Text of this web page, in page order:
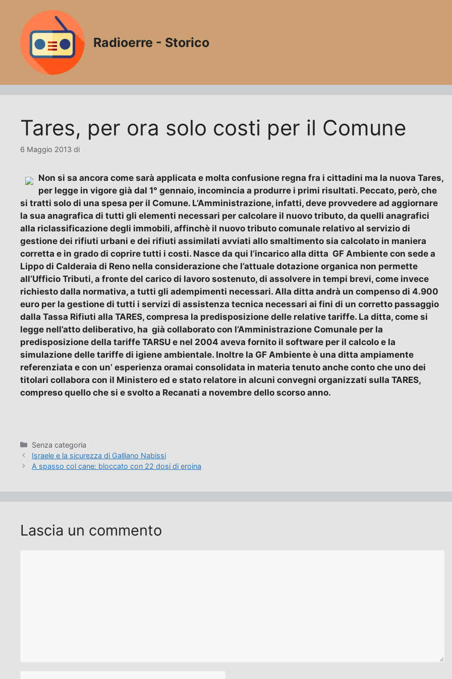
contenuto
Radioerre - Storico
Tares, per ora solo costi per il Comune
6 Maggio 2013 di
Non si sa ancora come sarà applicata e molta confusione regna fra i cittadini ma la nuova Tares,
per legge in vigore già dal 1° gennaio, incomincia a produrre i primi risultati. Peccato, però, che
si tratti solo di una spesa per il Comune. L’Amministrazione, infatti, deve provvedere ad aggiornare
la sua anagrafica di tutti gli elementi necessari per calcolare il nuovo tributo, da quelli anagrafici
alla riclassificazione degli immobili, affinchè il nuovo tributo comunale relativo al servizio di
gestione dei rifiuti urbani e dei rifiuti assimilati avviati allo smaltimento sia calcolato in maniera
corretta e in grado di coprire tutti i costi. Nasce da qui l’incarico alla ditta GF Ambiente con sede a
Lippo di Calderaia di Reno nella considerazione che l’attuale dotazione organica non permette
all’Ufficio Tributi, a fronte del carico di lavoro sostenuto, di assolvere in tempi brevi, come invece
richiesto dalla normativa, a tutti gli adempimenti necessari. Alla ditta andrà un compenso di 4.900
euro per la gestione di tutti i servizi di assistenza tecnica necessari ai fini di un corretto passaggio
dalla Tassa Rifiuti alla TARES, compresa la predisposizione delle relative tariffe. La ditta, come si
legge nell’atto deliberativo, ha già collaborato con l’Amministrazione Comunale per la
predisposizione della tariffe TARSU e nel 2004 aveva fornito il software per il calcolo e la
simulazione delle tariffe di igiene ambientale. Inoltre la GF Ambiente è una ditta ampiamente
referenziata e con un’ esperienza oramai consolidata in materia tenuto anche conto che uno dei
titolari collabora con il Ministero ed e stato relatore in alcuni convegni organizzati sulla TARES,
compreso quello che si e svolto a Recanati a novembre dello scorso anno.
Categorie
Senza categoria
Israele e la sicurezza di Galliano Nabissi
A spasso col cane: bloccato con 22 dosi di eroina
Lascia un commento